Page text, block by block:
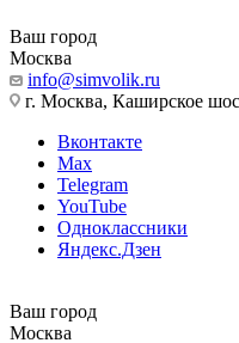
Ваш город
Москва
info@simvolik.ru
г. Москва, Каширское
Вконтакте
Max
Telegram
YouTube
Одноклассники
Яндекс.Дзен
Ваш город
Москва